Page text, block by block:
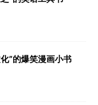
”的爆笑漫画小书